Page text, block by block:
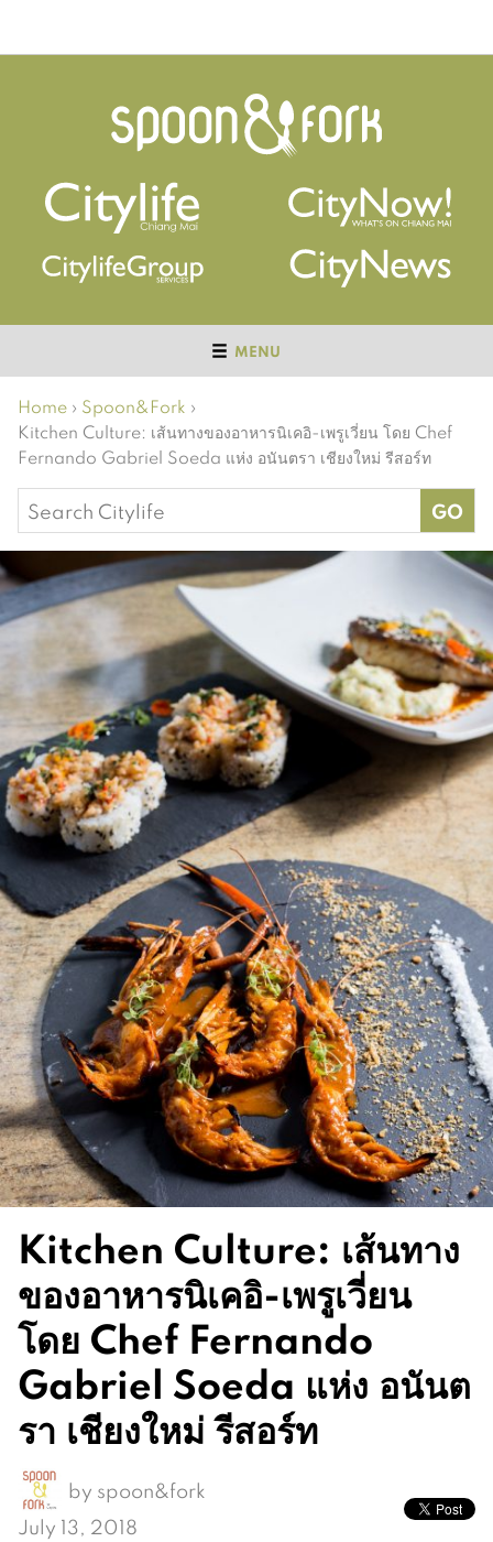
MENU
Home › Spoon&Fork ›
Kitchen Culture: เส้นทางของอาหารนิเคอิ-เพรูเวี่ยน โดย Chef
Fernando Gabriel Soeda แห่ง อนันตรา เชียงใหม่ รีสอร์ท
Search
for:
Kitchen Culture: เส้นทาง
ของอาหารนิเคอิ-เพรูเวี่ยน
โดย Chef Fernando
Gabriel Soeda แห่ง อนันต
รา เชียงใหม่ รีสอร์ท
by spoon&fork
July 13, 2018